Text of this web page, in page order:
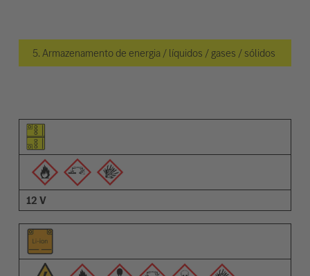
5. Armazenamento de energia / líquidos / gases / sólidos
Pictograma do elemento
Pictogramas de advertências
Descrição
12 V